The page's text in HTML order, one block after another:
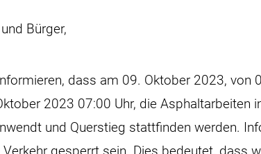
Bürger,
dass am 09. Oktober 2023, von
2023 07:00 Uhr, die Asphaltarbeiten
und Querstieg stattfinden werden.